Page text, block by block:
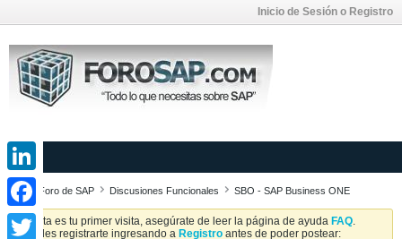
Inicio de Sesión o Registro
Foro de SAP Discusiones Funcionales SBO - SAP Business ONE
Si esta es tu primer visita, asegúrate de leer la página de ayuda FAQ.
Puedes registrarte ingresando a Registro antes de poder postear:
LinkedIn
Facebook